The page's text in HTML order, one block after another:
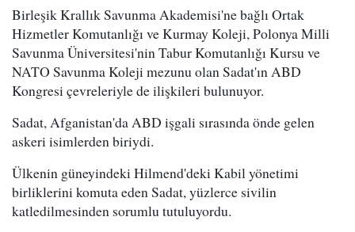
Birleşik Krallık Savunma Akademisi'ne bağlı Ortak
Hizmetler Komutanlığı ve Kurmay Koleji, Polonya Milli
Savunma Üniversitesi'nin Tabur Komutanlığı Kursu ve
NATO Savunma Koleji mezunu olan Sadat'ın ABD
Kongresi çevreleriyle de ilişkileri bulunuyor.
Sadat, Afganistan'da ABD işgali sırasında önde gelen
askeri isimlerden biriydi.
Ülkenin güneyindeki Hilmend'deki Kabil yönetimi
birliklerini komuta eden Sadat, yüzlerce sivilin
katledilmesinden sorumlu tutuluyordu.